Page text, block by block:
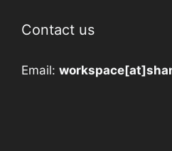
Contact us
Email: